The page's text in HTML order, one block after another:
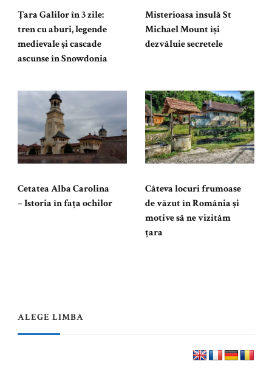
Țara Galilor în 3 zile:
tren cu aburi, legende
medievale și cascade
ascunse în Snowdonia
Misterioasa insulă St
Michael Mount își
dezvăluie secretele
Cetatea Alba Carolina
– Istoria în fața ochilor
Câteva locuri frumoase
de văzut în România şi
motive să ne vizităm
ţara
ALEGE LIMBA